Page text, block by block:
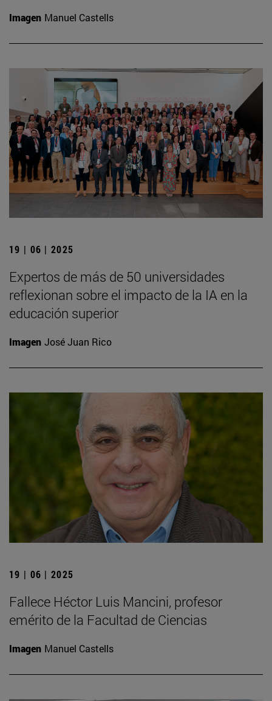
Imagen Manuel Castells
19 | 06 | 2025
Expertos de más de 50 universidades
reflexionan sobre el impacto de la IA en la
educación superior
Imagen José Juan Rico
19 | 06 | 2025
Fallece Héctor Luis Mancini, profesor
emérito de la Facultad de Ciencias
Imagen Manuel Castells